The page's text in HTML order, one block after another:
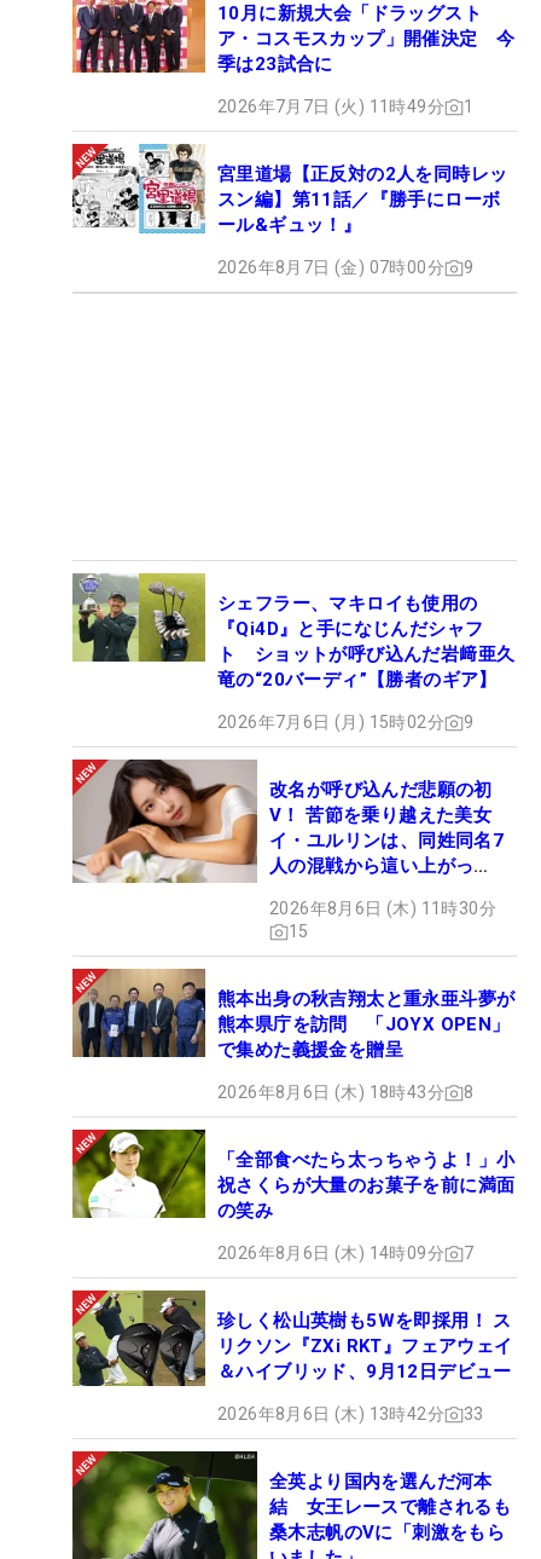
10月に新規大会「ドラッグスト
ア・コスモスカップ」開催決定 今
季は23試合に
2026年7月7日 (火) 11時49分 1
宮里道場【正反対の2人を同時レッ
スン編】第11話／『勝手にローボ
ール&ギュッ！』
2026年8月7日 (金) 07時00分 9
シェフラー、マキロイも使用の
『Qi4D』と手になじんだシャフ
ト ショットが呼び込んだ岩﨑亜久
竜の“20バーディ”【勝者のギア】
2026年7月6日 (月) 15時02分 9
改名が呼び込んだ悲願の初
V！ 苦節を乗り越えた美女
イ・ユルリンは、同姓同名7
人の混戦から這い上がっ
2026年8月6日 (木) 11時30分
15
熊本出身の秋吉翔太と重永亜斗夢が
熊本県庁を訪問 「JOYX OPEN」
で集めた義援金を贈呈
2026年8月6日 (木) 18時43分 8
「全部食べたら太っちゃうよ！」小
祝さくらが大量のお菓子を前に満面
の笑み
2026年8月6日 (木) 14時09分 7
珍しく松山英樹も5Wを即採用！ ス
リクソン『ZXi RKT』フェアウェイ
＆ハイブリッド、9月12日デビュー
2026年8月6日 (木) 13時42分 33
全英より国内を選んだ河本
結 女王レースで離されるも
桑木志帆のVに「刺激をもら